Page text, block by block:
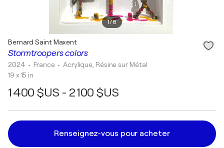
1/6
Stormtroopers colors
Bernard Saint Maxent
2024 • France •Acrylique, Résine sur Métal
19 x 15 in
1 400 $US - 2 100 $US
Renseignez-vous pour acheter